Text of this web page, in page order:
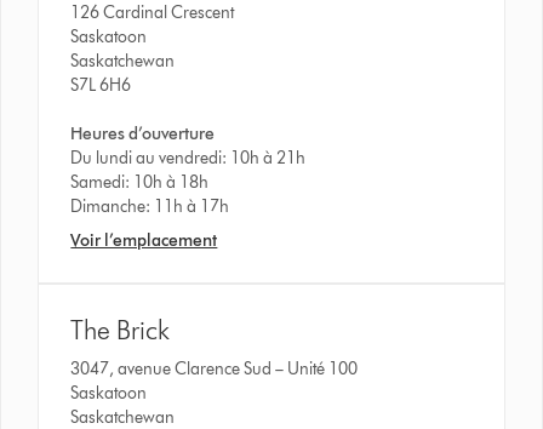
126 Cardinal Crescent
Saskatoon
Saskatchewan
S7L 6H6
Heures d’ouverture
Du lundi au vendredi: 10h à 21h
Samedi: 10h à 18h
Dimanche: 11h à 17h
Voir l’emplacement
The Brick
3047, avenue Clarence Sud – Unité 100
Saskatoon
Saskatchewan